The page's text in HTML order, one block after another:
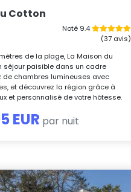
Cotton
Noté 9.4
(37 avis)
de la plage, La Maison du
séjour paisible dans un cadre
de chambres lumineuses avec
et découvrez la région grâce à
et personnalisé de votre hôtesse.
EUR par nuit